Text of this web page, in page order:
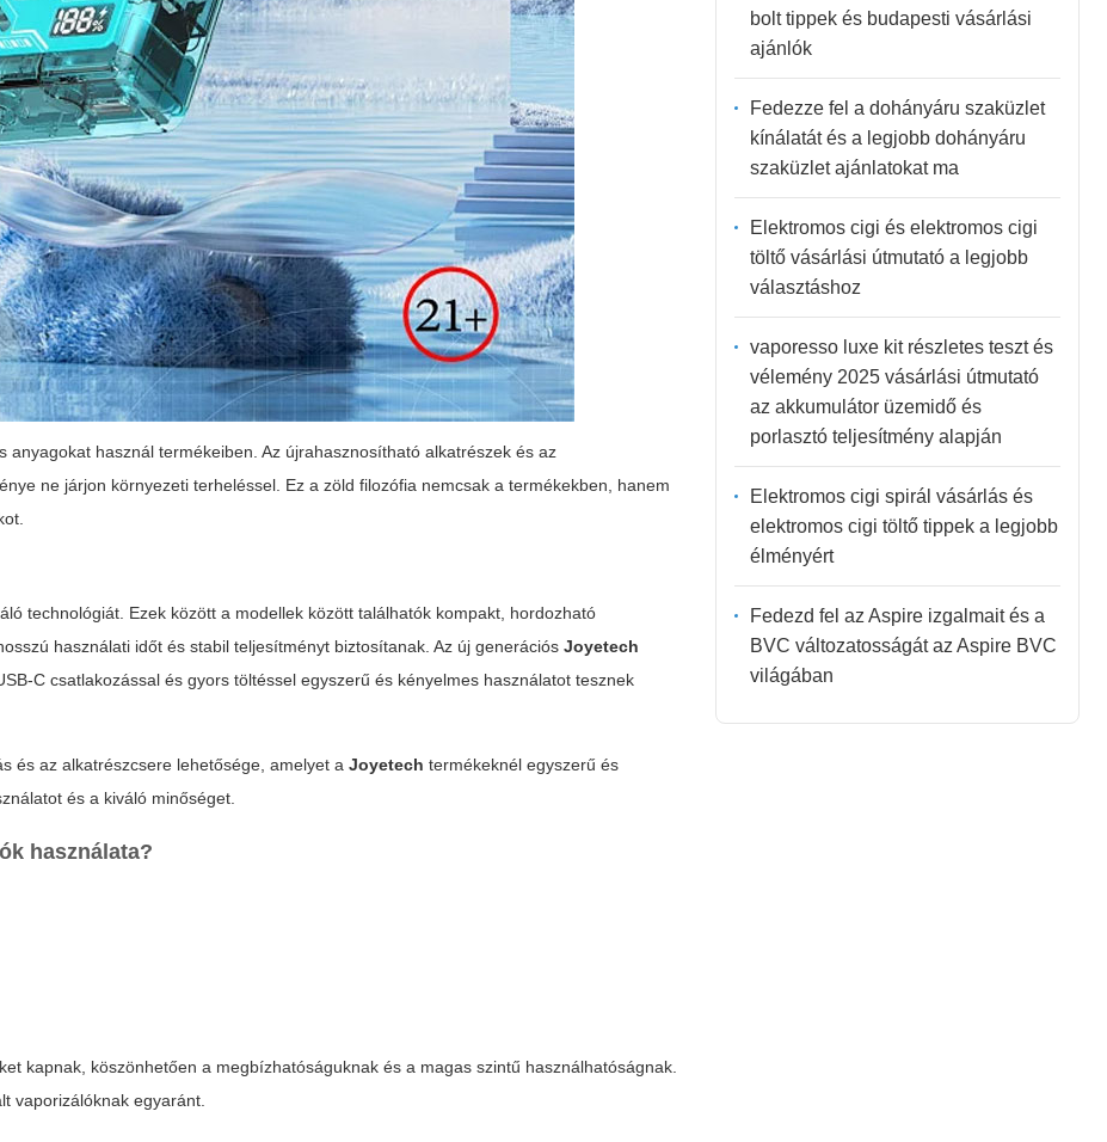
használ termékeiben. Az újrahasznosítható alkatrészek és az
ne járjon környezeti terheléssel. Ez a zöld filozófia nemcsak a termékekben, hanem
technológiát. Ezek között a modellek között találhatók kompakt, hordozható
használati időt és stabil teljesítményt biztosítanak. Az új generációsJoyetech
C csatlakozással és gyors töltéssel egyszerű és kényelmes használatot tesznek
és az alkatrészcsere lehetősége, amelyet aJoyetech termékeknél egyszerű és
és a kiváló minőséget.
használata?
kapnak, köszönhetően a megbízhatóságuknak és a magas szintű használhatóságnak.
vaporizálóknak egyaránt.
bolt tippek és budapesti vásárlási
ajánlók
Fedezze fel a dohányáru szaküzlet
kínálatát és a legjobb dohányáru
szaküzlet ajánlatokat ma
Elektromos cigi és elektromos cigi
töltő vásárlási útmutató a legjobb
választáshoz
vaporesso luxe kit részletes teszt és
vélemény 2025 vásárlási útmutató
az akkumulátor üzemidő és
porlasztó teljesítmény alapján
Elektromos cigi spirál vásárlás és
elektromos cigi töltő tippek a legjobb
élményért
Fedezd fel az Aspire izgalmait és a
BVC változatosságát az Aspire BVC
világában